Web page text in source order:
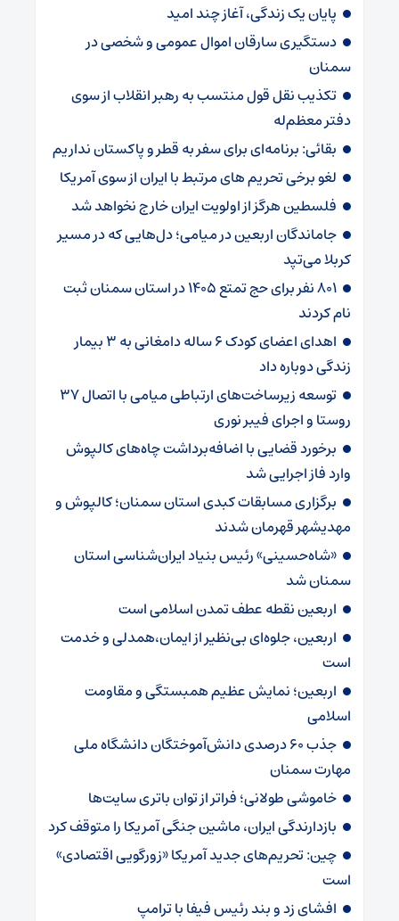
پایان یک زندگی، آغاز چند امید
دستگیری سارقان اموال عمومی و شخصی در
سمنان
تکذیب نقل قول منتسب به رهبر انقلاب از سوی
دفتر معظم‌له
بقائی: برنامه‌ای برای سفر به قطر و پاکستان نداریم
لغو برخی تحریم های مرتبط با ایران از سوی آمریکا
فلسطین هرگز از اولویت ایران خارج نخواهد شد
جاماندگان اربعین در میامی؛ دل‌هایی که در مسیر
کربلا می‌تپد
۸۰۱ نفر برای حج تمتع ۱۴۰۵ در استان سمنان ثبت
نام کردند
اهدای اعضای کودک ۶ ساله دامغانی به ۳ بیمار
زندگی دوباره داد
توسعه زیرساخت‌های ارتباطی میامی با اتصال ۳۷
روستا و اجرای فیبر نوری
برخورد قضایی با اضافه‌برداشت چاه‌های کالپوش
وارد فاز اجرایی شد
برگزاری مسابقات کبدی استان سمنان؛ کالپوش و
مهدیشهر قهرمان شدند
«شاه‌حسینی» رئیس بنیاد ایران‌شناسی استان
سمنان شد
اربعین نقطه عطف تمدن اسلامی است
اربعین، جلوه‌ای بی‌نظیر از ایمان،همدلی و خدمت
است
اربعین؛ نمایش عظیم همبستگی و مقاومت
اسلامی
جذب ۶۰ درصدی دانش‌آموختگان دانشگاه ملی
مهارت سمنان
خاموشی طولانی؛ فراتر از توان باتری سایت‌ها
بازدارندگی ایران، ماشین جنگی آمریکا را متوقف کرد
چین: تحریم‌های جدید آمریکا «زورگویی اقتصادی»
است
افشای زد و بند رئیس فیفا با ترامپ